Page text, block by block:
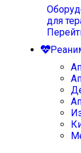
для